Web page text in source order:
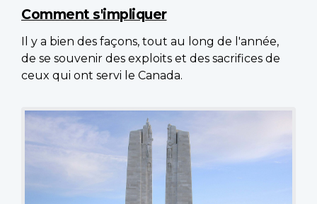
Comment s'impliquer
Il y a bien des façons, tout au long de l'année,
de se souvenir des exploits et des sacrifices de
ceux qui ont servi le Canada.